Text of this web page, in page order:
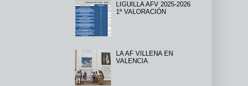
LIGUILLA AFV 2025-2026
1ª VALORACIÓN
LA AF VILLENA EN
VALENCIA